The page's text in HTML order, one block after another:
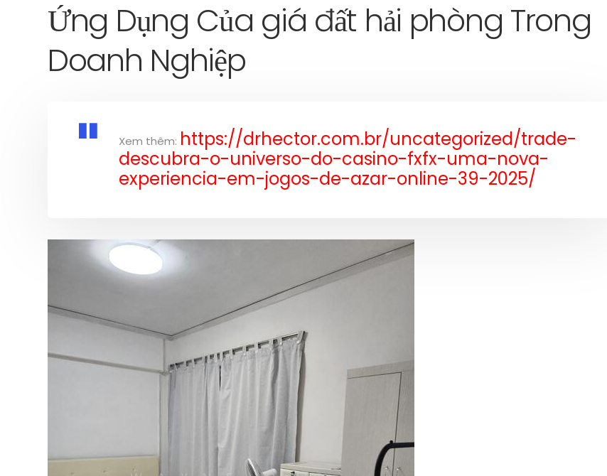
Ứng Dụng Của giá đất hải phòng Trong
Doanh Nghiệp
Xem thêm: https://drhector.com.br/uncategorized/trade-
descubra-o-universo-do-casino-fxfx-uma-nova-
experiencia-em-jogos-de-azar-online-39-2025/